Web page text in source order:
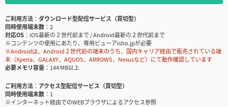
ご利用方法
ダウンロード型配信サービス（買切型）
同時使用端末数
2
対応OS
iOS最新の２世代前まで / Android最新の２世代前まで
※コンテンツの使用にあたり、専用ビューアisho.jpが必要
※Androidは、Android２世代前の端末のうち、国内キャリア経由で販売されている端
末（Xperia、GALAXY、AQUOS、ARROWS、Nexusなど）にて動作確認しています
必要メモリ容量
144 MB以上
ご利用方法
アクセス型配信サービス（買切型）
同時使用端末数
1
※インターネット経由でのWEBブラウザによるアクセス参照